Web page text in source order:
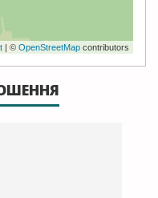
| © OpenStreetMap contributors